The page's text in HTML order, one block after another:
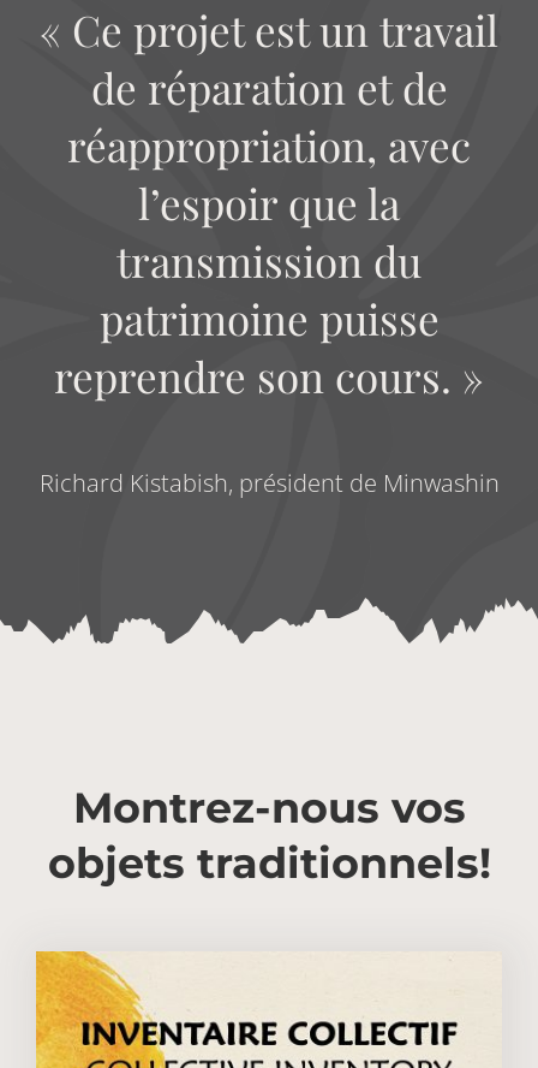
« Ce projet est un travail
de réparation et de
réappropriation, avec
l’espoir que la
transmission du
patrimoine puisse
reprendre son cours. »
Richard Kistabish, président de Minwashin
Montrez-nous vos
objets traditionnels!